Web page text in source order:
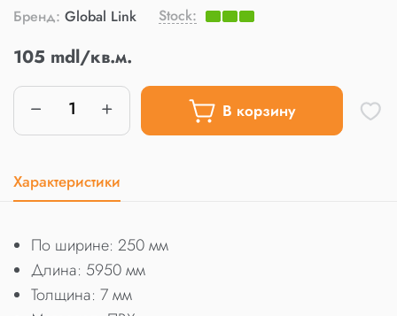
Бренд: Global Link Stock:
105 mdl/кв.м.
В корзину
Характеристики
По ширине: 250 мм
Длина: 5950 мм
Толщина: 7 мм